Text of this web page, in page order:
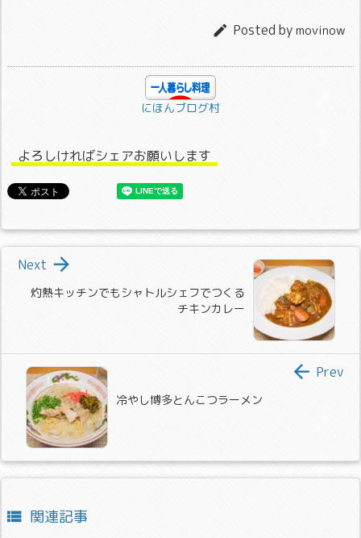
 Posted bymovinow
にほんブログ村
よろしければシェアお願いします
灼熱キッチンでもシャトルシェフでつくる
チキンカレー

Next
冷やし博多とんこつラーメン
 Prev
 関連記事